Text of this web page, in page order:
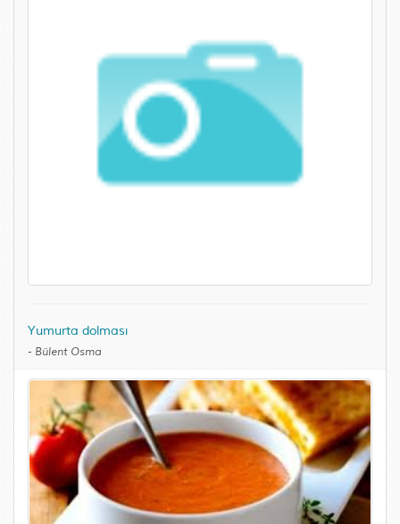
Yumurta dolması
- Bülent Osma